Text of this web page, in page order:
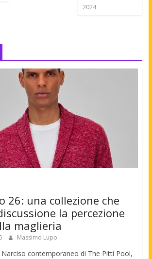
2024
26: una collezione che
la percezione
maglieria
Massimo Lupo
contemporaneo di The Pitti Pool,